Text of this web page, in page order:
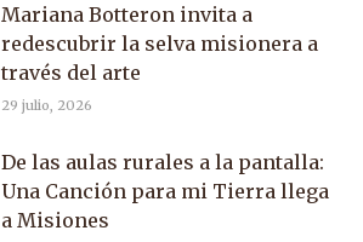
Mariana Botteron invita a
redescubrir la selva misionera a
través del arte
29 julio, 2026
De las aulas rurales a la pantalla:
Una Canción para mi Tierra llega
a Misiones